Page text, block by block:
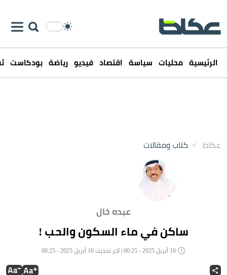
الرئيسية محليات سياسة اقتصاد فيديو رياضة بودكاست
عكاظ > كتاب ومقالات
عبده خال
ساكن في ماء السكون والحب !